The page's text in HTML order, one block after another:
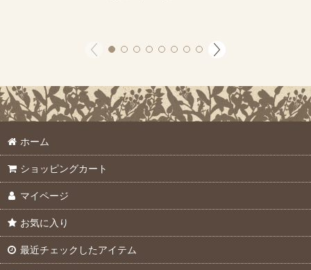
ホーム
ショッピングカート
マイページ
お気に入り
最近チェックしたアイテム